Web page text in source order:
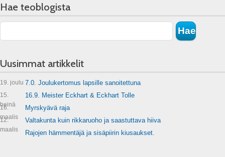
Hae teoblogista
Uusimmat artikkelit
19. joulu 7.0. Joulukertomus lapsille sanoitettuna
15.
heinä
16.9. Meister Eckhart & Eckhart Tolle
16.
maalis
Myrskyävä raja
12.
maalis
Valtakunta kuin rikkaruoho ja saastuttava hiiva
Rajojen hämmentäjä ja sisäpiirin kiusaukset.